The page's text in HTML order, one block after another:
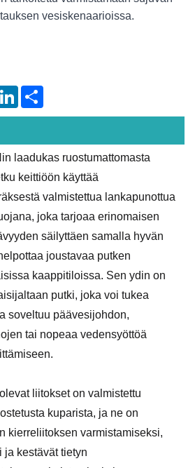
vesiskenaarioissa.
LinkedIn
laadukas ruostumattomasta
keittiöön käyttää
valmistettua lankapunottua
joka tarjoaa erinomaisen
säilyttäen samalla hyvän
joustavaa putken
kaappitiloissa. Sen ydin on
putki, joka voi tukea
soveltuu päävesijohdon,
tai nopeaa vedensyöttöä
liitokset on valmistettu
kuparista, ja ne on
kierreliitoksen varmistamiseksi,
ja kestävät tietyn